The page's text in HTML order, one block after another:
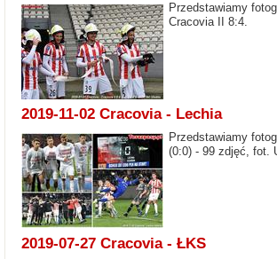
Przedstawiamy
Cracovia II 8:4.
2019-11-02 Cracovia - Lechia
Przedstawiamy
(0:0) - 99 zdjęć, fot.
2019-07-27 Cracovia - ŁKS